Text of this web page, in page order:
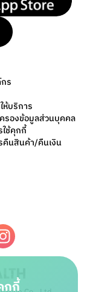
กกี้
ร
ห้บริการ
รองข้อมูลส่วนบุคคล
ใช้คุกกี้
คืนสินค้า/คืนเงิน